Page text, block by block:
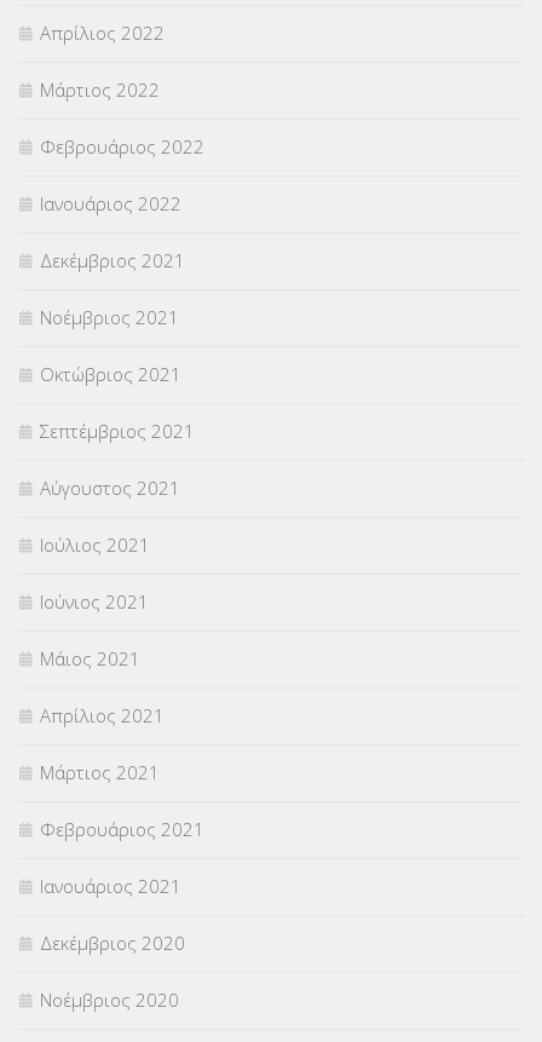
Απρίλιος 2022
Μάρτιος 2022
Φεβρουάριος 2022
Ιανουάριος 2022
Δεκέμβριος 2021
Νοέμβριος 2021
Οκτώβριος 2021
Σεπτέμβριος 2021
Αύγουστος 2021
Ιούλιος 2021
Ιούνιος 2021
Μάιος 2021
Απρίλιος 2021
Μάρτιος 2021
Φεβρουάριος 2021
Ιανουάριος 2021
Δεκέμβριος 2020
Νοέμβριος 2020